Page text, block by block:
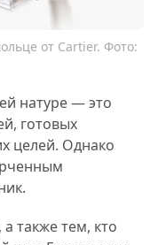
от Cartier. Фото:
натуре — это
готовых
целей. Однако
также тем, кто